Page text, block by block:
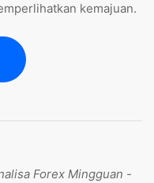
kemajuan.
Forex Mingguan -